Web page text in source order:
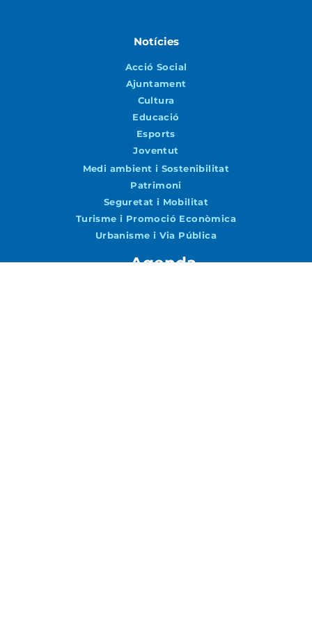
Notícies
Acció Social
Ajuntament
Cultura
Educació
Esports
Joventut
Medi ambient i Sostenibilitat
Patrimoni
Seguretat i Mobilitat
Turisme i Promoció Econòmica
Urbanisme i Via Pública
Agenda